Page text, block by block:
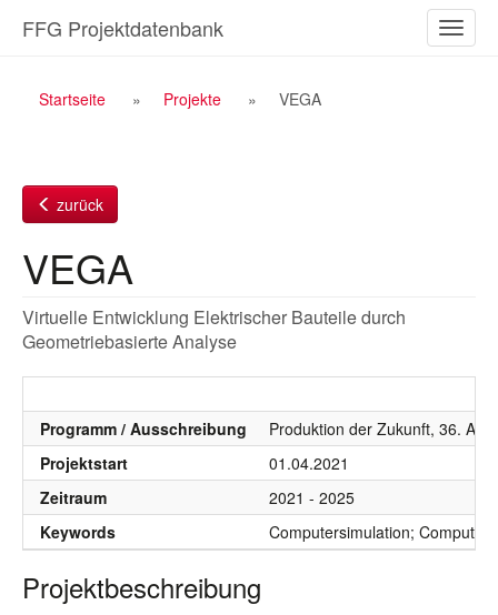
Inhalt
ein-/
FFG Projektdatenbank
Breadcrumb
Startseite Projekte VEGA
zurück
VEGA
Virtuelle Entwicklung Elektrischer Bauteile durch
Geometriebasierte Analyse
Programm / Ausschreibung
Produktion der Zukunft, 36. AS
Projektstart
01.04.2021
Zeitraum
2021 - 2025
Keywords
Computersimulation; Computer
Projektbeschreibung